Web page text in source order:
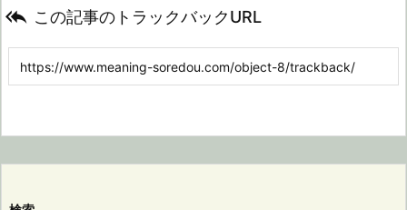
 この記事のトラックバックURL